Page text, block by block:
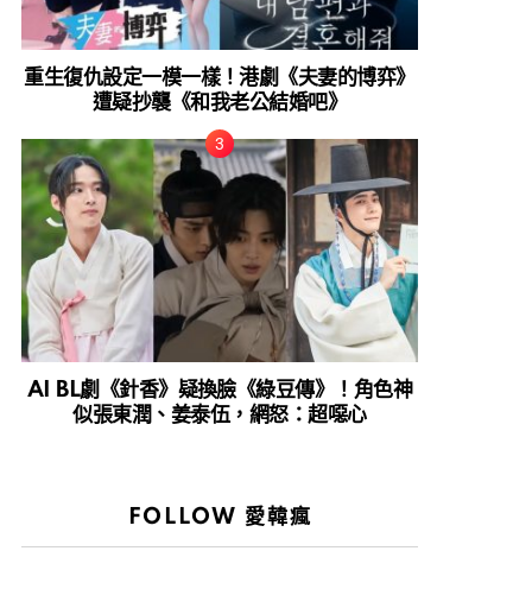
重生復仇設定一模一樣！港劇《夫妻的博弈》
遭疑抄襲《和我老公結婚吧》
AI BL劇《針香》疑換臉《綠豆傳》！角色神
似張東潤、姜泰伍，網怒：超噁心
FOLLOW 愛韓瘋